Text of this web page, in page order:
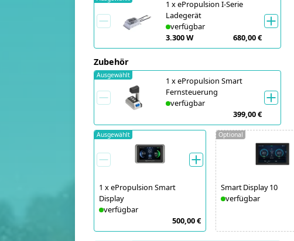
1 xePropulsion I-Serie
Ladegerät
verfügbar
3.300 W
680,00 €
Zubehör
1 xePropulsion Smart
Fernsteuerung
verfügbar
399,00 €
Ausgewählt
1 xePropulsion Smart
Display
verfügbar
500,00 €
Ausgewählt
Smart Display 10
verfügbar
Optional